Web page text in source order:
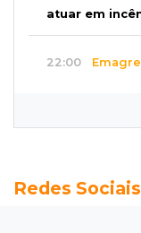
atuar em
22:00
Granizo
Redes Sociais